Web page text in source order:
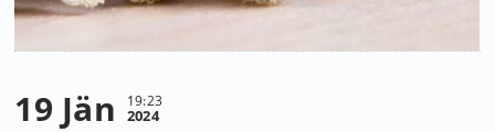
19 Jän 19:23
2024